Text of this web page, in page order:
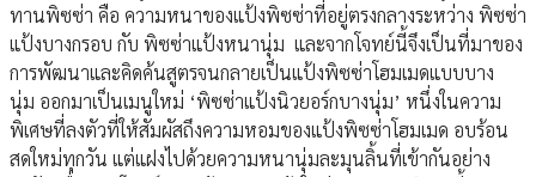
ทานพิซซ่า คือ ความหนาของแป้งพิซซ่าที่อยู่ตรงกลางระหว่าง พิซซ่า
แป้งบางกรอบ กับ พิซซ่าแป้งหนานุ่ม และจากโจทย์นี้จึงเป็นที่มาของ
การพัฒนาและคิดค้นสูตรจนกลายเป็นแป้งพิซซ่าโฮมเมดแบบบาง
นุ่ม ออกมาเป็นเมนูใหม่ ‘พิซซ่าแป้งนิวยอร์กบางนุ่ม’ หนึ่งในความ
พิเศษที่ลงตัวที่ให้สัมผัสถึงความหอมของแป้งพิซซ่าโฮมเมด อบร้อน
สดใหม่ทุกวัน แต่แฝงไปด้วยความหนานุ่มละมุนลิ้นที่เข้ากันอย่าง